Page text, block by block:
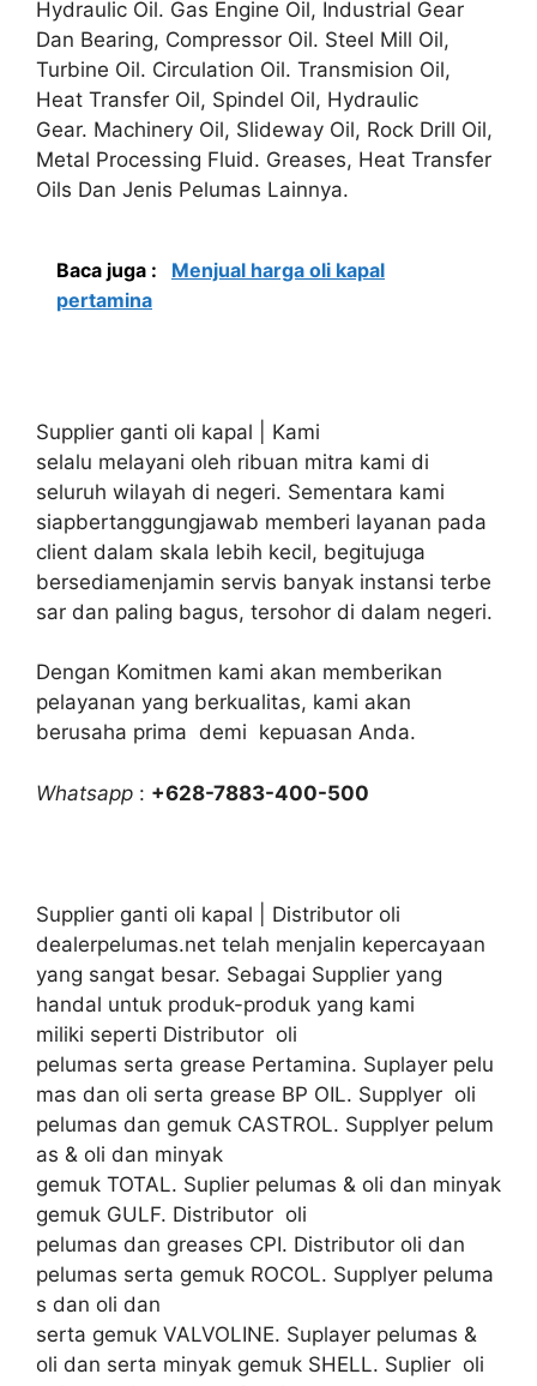
Hydraulic Oil. Gas Engine Oil, Industrial Gear
Dan Bearing, Compressor Oil. Steel Mill Oil,
Turbine Oil. Circulation Oil. Transmision Oil,
Heat Transfer Oil, Spindel Oil, Hydraulic
Gear. Machinery Oil, Slideway Oil, Rock Drill Oil,
Metal Processing Fluid. Greases, Heat Transfer
Oils Dan Jenis Pelumas Lainnya.
Baca juga :
Menjual harga oli kapal
pertamina
Supplier ganti oli kapal | Kami
selalu melayani oleh ribuan mitra kami di
seluruh wilayah di negeri. Sementara kami
siapbertanggungjawab memberi layanan pada
client dalam skala lebih kecil, begitujuga
bersediamenjamin servis banyak instansi terbe
sar dan paling bagus, tersohor di dalam negeri.
Dengan Komitmen kami akan memberikan
pelayanan yang berkualitas, kami akan
berusaha prima demi kepuasan Anda.
Whatsapp : +628-7883-400-500
Supplier ganti oli kapal | Distributor oli
dealerpelumas.net telah menjalin kepercayaan
yang sangat besar. Sebagai Supplier yang
handal untuk produk-produk yang kami
miliki seperti Distributor oli
pelumas serta grease Pertamina. Suplayer pelu
mas dan oli serta grease BP OIL. Supplyer oli
pelumas dan gemuk CASTROL. Supplyer pelum
as & oli dan minyak
gemuk TOTAL. Suplier pelumas & oli dan minyak
gemuk GULF. Distributor oli
pelumas dan greases CPI. Distributor oli dan
pelumas serta gemuk ROCOL. Supplyer peluma
s dan oli dan
serta gemuk VALVOLINE. Suplayer pelumas &
oli dan serta minyak gemuk SHELL. Suplier oli